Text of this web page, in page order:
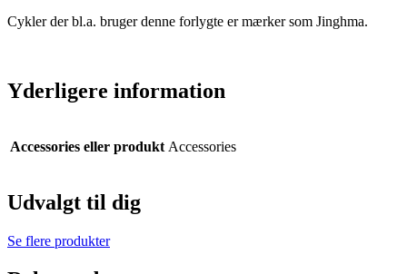
Cykler der bl.a. bruger denne forlygte er mærker som Jinghma.
Yderligere information
Accessories eller produkt Accessories
Udvalgt til dig
Se flere produkter